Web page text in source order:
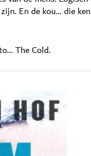
En de kou… die
The Cold.